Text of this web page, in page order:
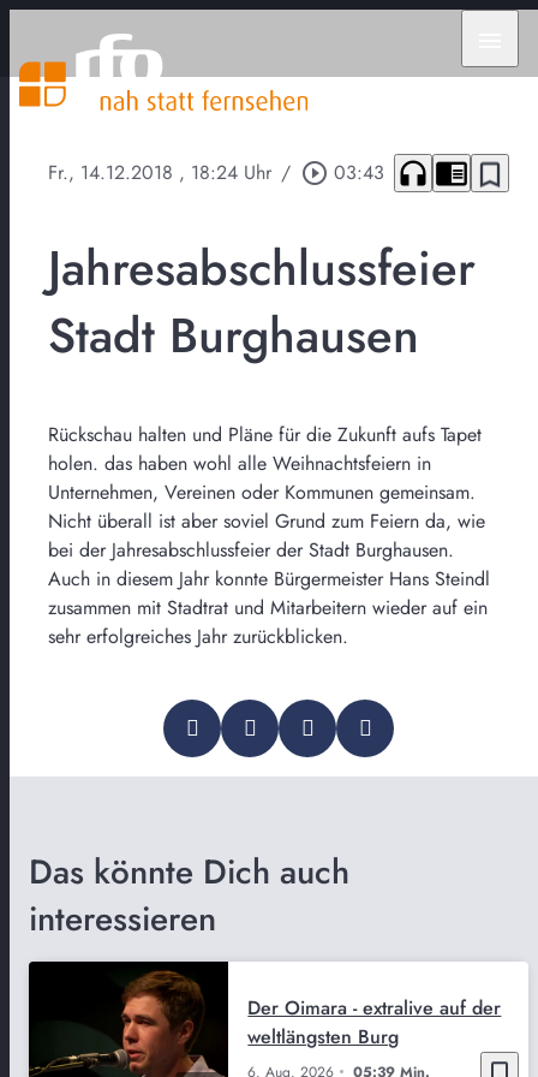
Fr., 14.12.2018 , 18:24 Uhr / play_circle_outline 03:43 headphones chrome_reader_mode bookmark_border
Jahresabschlussfeier
Stadt Burghausen
Rückschau halten und Pläne für die Zukunft aufs Tapet
holen. das haben wohl alle Weihnachtsfeiern in
Unternehmen, Vereinen oder Kommunen gemeinsam.
Nicht überall ist aber soviel Grund zum Feiern da, wie
bei der Jahresabschlussfeier der Stadt Burghausen.
Auch in diesem Jahr konnte Bürgermeister Hans Steindl
zusammen mit Stadtrat und Mitarbeitern wieder auf ein
sehr erfolgreiches Jahr zurückblicken.
Das könnte Dich auch
interessieren
6. Aug. 2026 05:39 Min.
Der Oimara - extralive auf der
weltlängsten Burg